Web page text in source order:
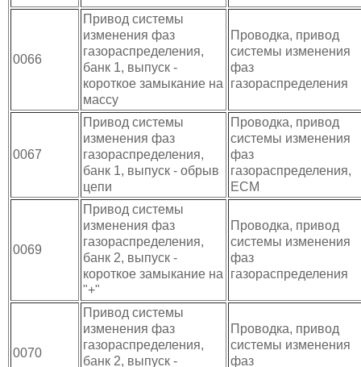
0066
Привод системы
изменения фаз
газораспределения,
банк 1, выпуск -
короткое замыкание на
массу
Проводка, привод
системы изменения
фаз
газораспределения
0067
Привод системы
изменения фаз
газораспределения,
банк 1, выпуск - обрыв
цепи
Проводка, привод
системы изменения
фаз
газораспределения,
ECM
0069
Привод системы
изменения фаз
газораспределения,
банк 2, выпуск -
короткое замыкание на
"+"
Проводка, привод
системы изменения
фаз
газораспределения
0070
Привод системы
изменения фаз
газораспределения,
банк 2, выпуск -
Проводка, привод
системы изменения
фаз